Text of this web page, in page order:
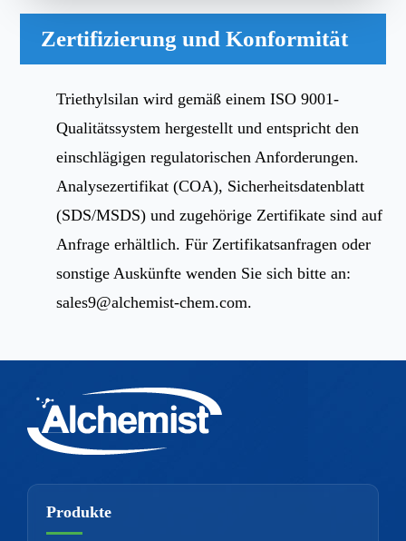
Zertifizierung und Konformität
Triethylsilan wird gemäß einem ISO 9001-
Qualitätssystem hergestellt und entspricht den
einschlägigen regulatorischen Anforderungen.
Analysezertifikat (COA), Sicherheitsdatenblatt
(SDS/MSDS) und zugehörige Zertifikate sind auf
Anfrage erhältlich. Für Zertifikatsanfragen oder
sonstige Auskünfte wenden Sie sich bitte an:
sales9@alchemist-chem.com.
Produkte